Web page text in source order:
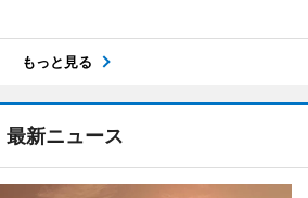
もっと見る
最新ニュース